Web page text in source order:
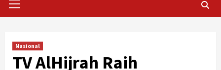
Menu
Nasional
TV AlHijrah Raih